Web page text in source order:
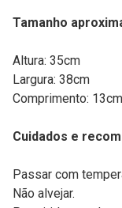
Tamanho
Altura: 35cm
Largura: 38cm
Comprimento: 13cm
Cuidados e
Passar com
Não alvejar.